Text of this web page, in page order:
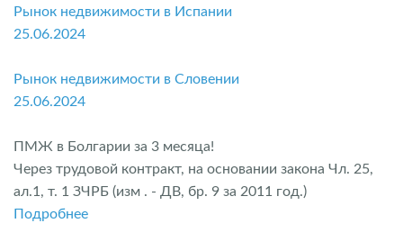
Рынок недвижимости в Испании
25.06.2024
Рынок недвижимости в Словении
25.06.2024
ПМЖ в Болгарии за 3 месяца!
Через трудовой контракт, на основании закона Чл. 25,
ал.1, т. 1 ЗЧРБ (изм . - ДВ, бр. 9 за 2011 год.)
Подробнее